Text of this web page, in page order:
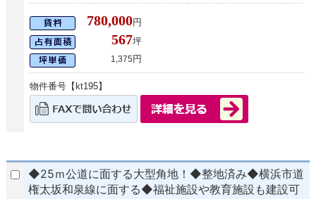
780,000円
567坪
1,375 円
物件番号【kt195】
◆25ｍ公道に面する大型角地！◆整地済み◆横浜市道
権太坂和泉線に面する◆福祉施設や教育施設も建設可